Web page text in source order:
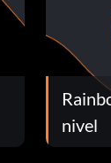
nivel